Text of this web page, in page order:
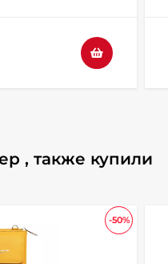
, также купили
-50%